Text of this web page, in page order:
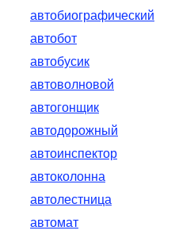
автобиографический
автобот
автобусик
автоволновой
автогонщик
автодорожный
автоинспектор
автоколонна
автолестница
автомат